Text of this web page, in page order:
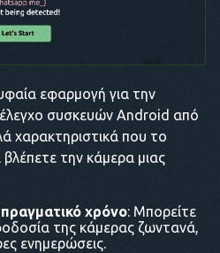
εφαρμογή για την
συσκευών Android από
χαρακτηριστικά που το
βλέπετε την κάμερα μιας
χρόνο: Μπορείτε
της κάμερας ζωντανά,
ενημερώσεις.